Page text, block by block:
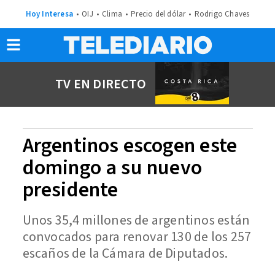
Hoy Interesa OIJ Clima Precio del dólar Rodrigo Chaves
TV EN DIRECTO
Argentinos escogen este
domingo a su nuevo
presidente
Unos 35,4 millones de argentinos están
convocados para renovar 130 de los 257
escaños de la Cámara de Diputados.